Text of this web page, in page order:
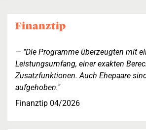
"Die Programme überzeugten mit
Leistungsumfang, einer exakten
Zusatzfunktionen. Auch Ehepaare
aufgehoben."
Finanztip 04/2026